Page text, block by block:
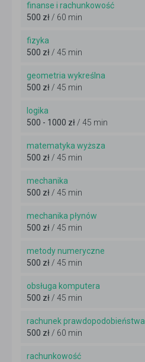
finanse i rachunkowość
500 zł / 60 min
fizyka
500 zł / 45 min
geometria wykreślna
500 zł / 45 min
logika
500 - 1000 zł / 45 min
matematyka wyższa
500 zł / 45 min
mechanika
500 zł / 45 min
mechanika płynów
500 zł / 45 min
metody numeryczne
500 zł / 45 min
obsługa komputera
500 zł / 45 min
rachunek prawdopodobieństwa
500 zł / 60 min
rachunkowość